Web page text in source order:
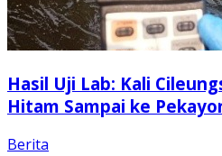
Hasil Uji Lab: Kali
Hitam Sampai ke
Berita